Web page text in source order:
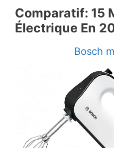
​Comparatif: 15
Électrique En
​Bosch